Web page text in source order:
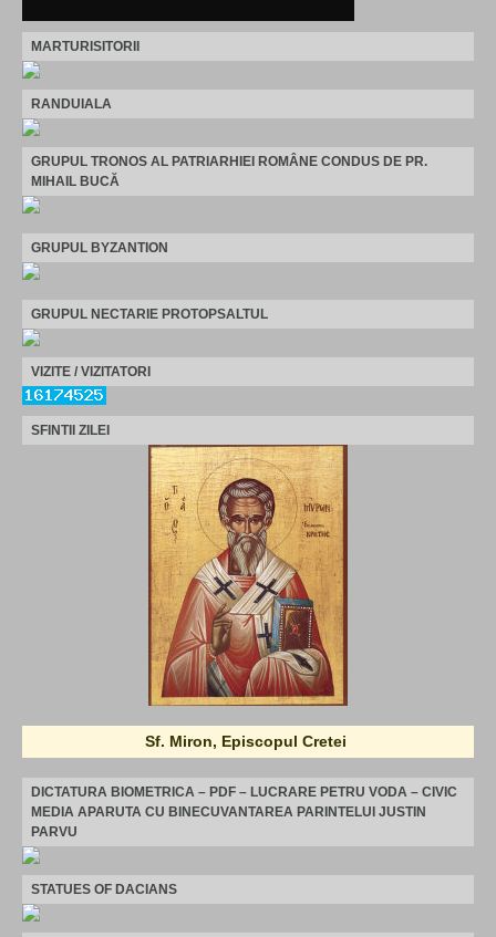
MARTURISITORII
RANDUIALA
GRUPUL TRONOS AL PATRIARHIEI ROMÂNE CONDUS DE PR.
MIHAIL BUCĂ
GRUPUL BYZANTION
GRUPUL NECTARIE PROTOPSALTUL
VIZITE / VIZITATORI
SFINTII ZILEI
Sf. Miron, Episcopul Cretei
DICTATURA BIOMETRICA – PDF – LUCRARE PETRU VODA – CIVIC
MEDIA APARUTA CU BINECUVANTAREA PARINTELUI JUSTIN
PARVU
STATUES OF DACIANS